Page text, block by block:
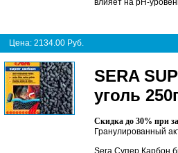
влияет на pH-
Цена: 2134.00 Руб.
SERA
уголь
Скидка до 30% при
Гранулированный
Sera Супер Карбон